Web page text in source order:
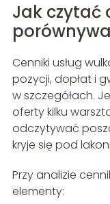
Jak czytać
Cenniki usług
pozycji, dopłat i
w szczegółach.
oferty kilku
odczytywać
kryje się pod
Przy analizie
elementy: